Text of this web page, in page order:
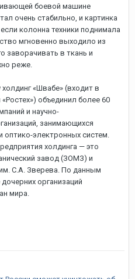
боевой машине
очень стабильно, и картинка
колонна техники поднимала
мгновенно выходило из
заворачивать в ткань и
реже.
«Швабе» (входит в
объединил более 60
и научно-
занимающихся
оптико-электронных систем.
холдинга — это
завод (ЗОМЗ) и
С.А. Зверева. По данным
организаций
мира.